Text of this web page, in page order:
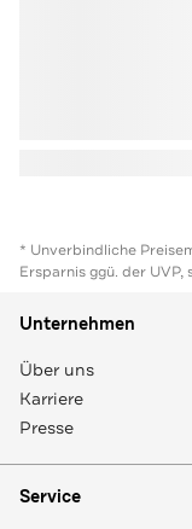
* Unverbindliche
Ersparnis ggü. der
Unternehmen
Über uns
Karriere
Presse
Service